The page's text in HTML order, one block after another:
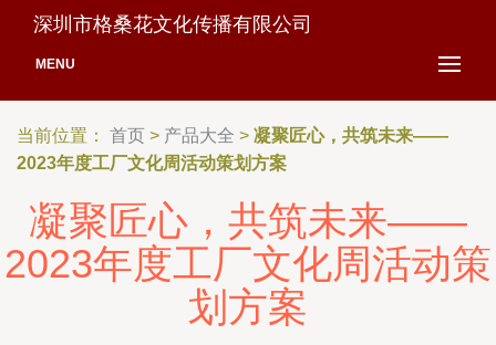
深圳市格桑花文化传播有限公司
MENU
当前位置： 首页 > 产品大全 > 凝聚匠心，共筑未来——
2023年度工厂文化周活动策划方案
凝聚匠心，共筑未来——
2023年度工厂文化周活动策
划方案